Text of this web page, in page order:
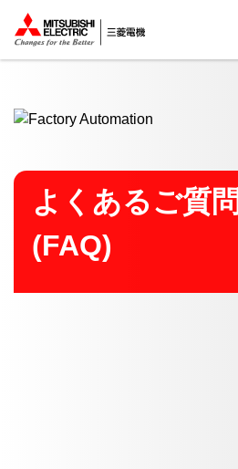
ここから本文
よくあるご質問
(FAQ)